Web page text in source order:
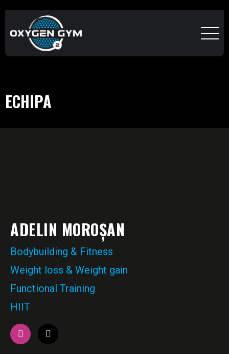
ECHIPA
ADELIN MOROȘAN
Bodybuilding & Fitness
Weight loss & Weight gain
Functional Training
HIIT